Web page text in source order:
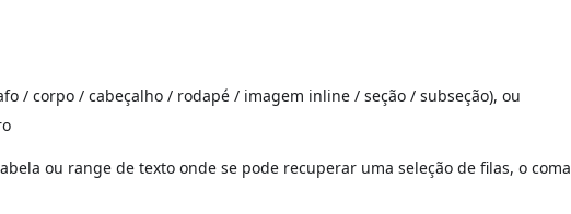
/ corpo / cabeçalho / rodapé / imagem inline / seção / subseção), ou
ou range de texto onde se pode recuperar uma seleção de filas, o